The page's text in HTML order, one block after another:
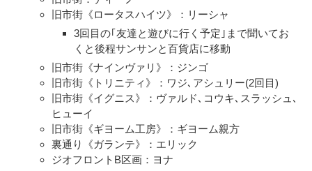
旧市街《ロータスハイツ》：リーシャ
3回目の｢友達と遊びに行く予定｣まで聞いてお
くと後程サンサンと百貨店に移動
旧市街《ナインヴァリ》：ジンゴ
旧市街《トリニティ》：ワジ､アシュリー(2回目)
旧市街《イグニス》：ヴァルド､コウキ､スラッシュ､
ヒューイ
旧市街《ギヨーム工房》：ギヨーム親方
裏通り《ガランテ》：エリック
ジオフロントB区画：ヨナ